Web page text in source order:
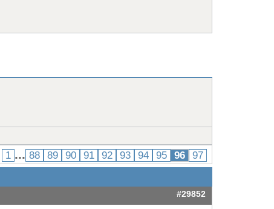
1 ... 88 89 90 91 92 93 94 95 96 97
#29852